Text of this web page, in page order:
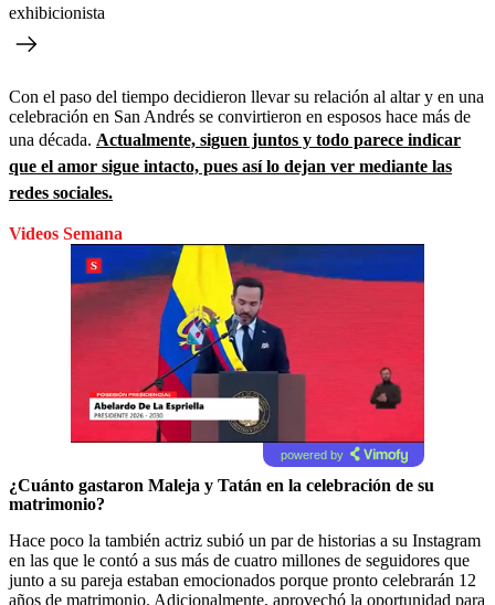
exhibicionista
Con el paso del tiempo decidieron llevar su relación al altar y en una
celebración en San Andrés se convirtieron en esposos hace más de
una década. Actualmente, siguen juntos y todo parece indicar
que el amor sigue intacto, pues así lo dejan ver mediante las
redes sociales.
Videos Semana
powered by
¿Cuánto gastaron Maleja y Tatán en la celebración de su
matrimonio?
Hace poco la también actriz subió un par de historias a su Instagram
en las que le contó a sus más de cuatro millones de seguidores que
junto a su pareja estaban emocionados porque pronto celebrarán 12
años de matrimonio. Adicionalmente, aprovechó la oportunidad para